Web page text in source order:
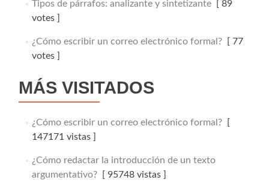
Tipos de párrafos: analizante y sintetizante[ 89
votes ]
¿Cómo escribir un correo electrónico formal?[ 77
votes ]
MÁS VISITADOS
¿Cómo escribir un correo electrónico formal?[
147171 vistas ]
¿Cómo redactar la introducción de un texto
argumentativo?[ 95748 vistas ]